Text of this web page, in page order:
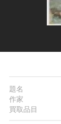
題名
作家
買取品目